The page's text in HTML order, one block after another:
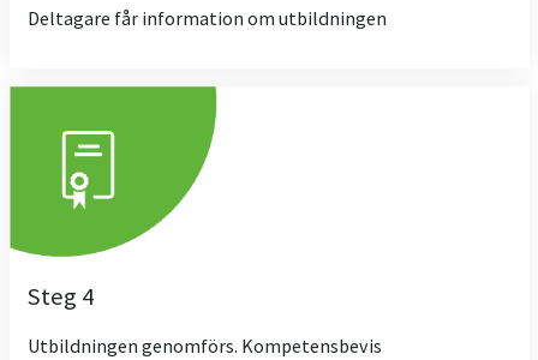
Deltagare får information om utbildningen
Steg 4
Utbildningen genomförs. Kompetensbevis